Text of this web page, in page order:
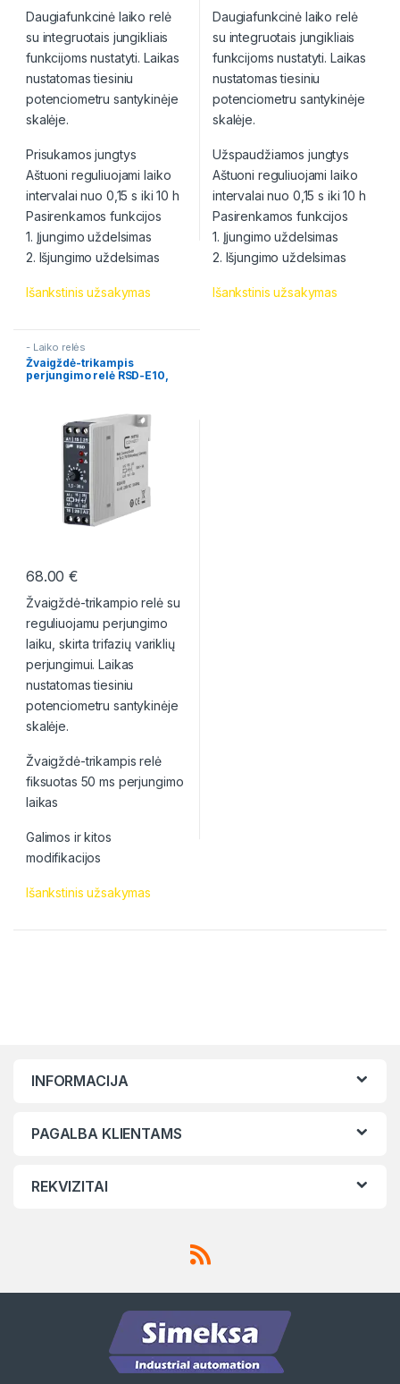
Daugiafunkcinė laiko relė
su integruotais jungikliais
funkcijoms nustatyti. Laikas
nustatomas tiesiniu
potenciometru santykinėje
skalėje.
Prisukamos jungtys
Aštuoni reguliuojami laiko
intervalai nuo 0,15 s iki 10 h
Pasirenkamos funkcijos
1. Įjungimo uždelsimas
2. Išjungimo uždelsimas
Išankstinis užsakymas
Daugiafunkcinė laiko relė
su integruotais jungikliais
funkcijoms nustatyti. Laikas
nustatomas tiesiniu
potenciometru santykinėje
skalėje.
Užspaudžiamos jungtys
Aštuoni reguliuojami laiko
intervalai nuo 0,15 s iki 10 h
Pasirenkamos funkcijos
1. Įjungimo uždelsimas
2. Išjungimo uždelsimas
Išankstinis užsakymas
- Laiko relės
Žvaigždė-trikampis
perjungimo relė RSD-E10,
68.00€
Žvaigždė-trikampio relė su
reguliuojamu perjungimo
laiku, skirta trifazių variklių
perjungimui. Laikas
nustatomas tiesiniu
potenciometru santykinėje
skalėje.
Žvaigždė-trikampis relė
fiksuotas 50 ms perjungimo
laikas
Galimos ir kitos
modifikacijos
Išankstinis užsakymas
INFORMACIJA
PAGALBA KLIENTAMS
REKVIZITAI